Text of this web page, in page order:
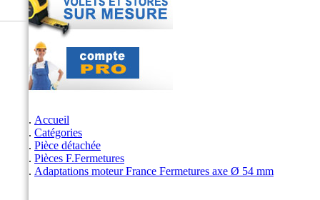
Accueil
Catégories
Pièce détachée
Pièces F.Fermetures
Adaptations moteur France Fermetures axe Ø 54 mm